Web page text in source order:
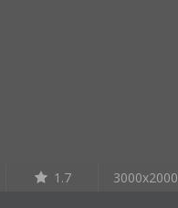
1.7 3000x2000